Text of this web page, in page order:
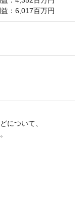
：6,017百万円
について、